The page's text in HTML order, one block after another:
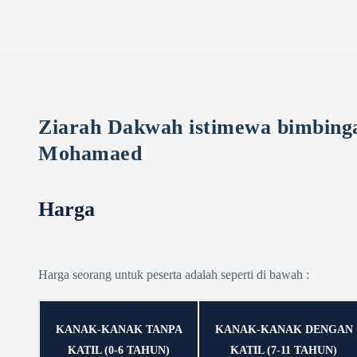
Ziarah Dakwah istimewa
Mohamaed
Harga
Harga seorang untuk peserta adalah seperti di bawah :
KANAK-KANAK TANPA
KATIL (0-6 TAHUN)
KANAK-KANAK DENGAN
KATIL (7-11 TAHUN)